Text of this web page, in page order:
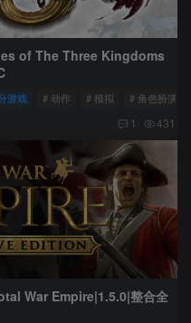
of The Three Kingdoms
游戏 # 动作 # 模拟 # 角色扮演
1 431
War Empire|1.5.0|整合全